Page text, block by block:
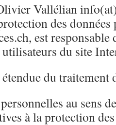
Vallélian
des
est responsable
du site
du traitement
au sens
à la protection